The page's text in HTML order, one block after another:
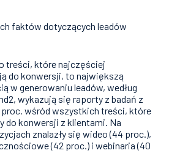
faktów dotyczących leadów
treści, które najczęściej
do konwersji, to największą
w generowaniu leadów, według
wykazują się raporty z badań z
wśród wszystkich treści, które
do konwersji z klientami. Na
znalazły się wideo (44 proc.),
(42 proc.) i webinaria (40